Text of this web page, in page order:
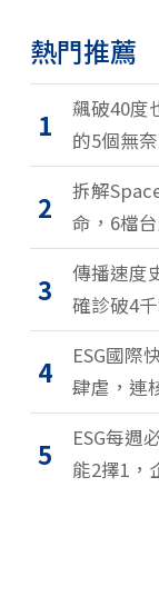
熱門推薦
1
飆破40度
的5個無
2
拆解
命，6檔
3
傳播速度
確診破4
4
ESG國際
肆虐，連
5
ESG每週
能2擇1，